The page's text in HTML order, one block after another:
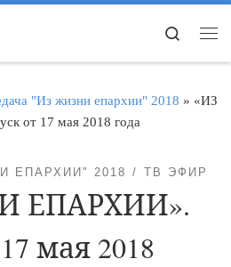
Search
"Из жизни епархии" 2018 » «ИЗ
от 17 мая 2018 года
ЕПАРХИИ" 2018 ТВ ЭФИР
ЕПАРХИИ».
мая 2018